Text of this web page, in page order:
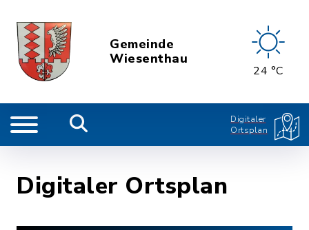
Gemeinde
Wiesenthau
24 °C
Digitaler
Ortsplan
Digitaler Ortsplan